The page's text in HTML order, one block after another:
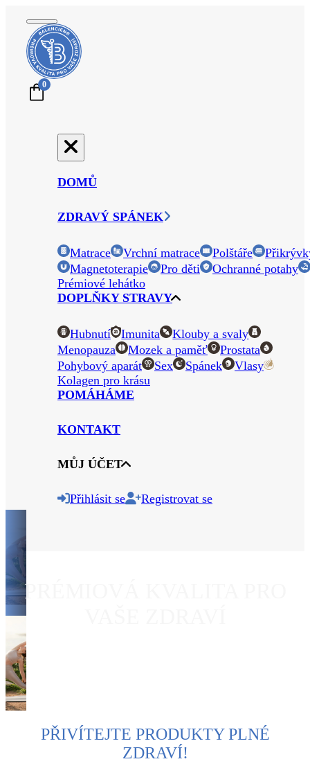
0
DOMŮ
ZDRAVÝ SPÁNEK
Matrace Vrchní matrace Polštáře
Magnetoterapie
Pro děti
Ochranné potahy
Prémiové lehátko
DOPLŇKY STRAVY
Hubnutí Imunita
Klouby a svaly
Menopauza
Mozek a paměť
Prostata
Pohybový aparát
Sex Spánek
Vlasy
Kolagen pro krásu
POMÁHÁME
KONTAKT
MŮJ ÚČET
Přihlásit se Registrovat se
PRÉMIOVÁ KVALITA PRO
ZJISTĚTE VÍCE
PŘIVÍTEJTE PRODUKTY PLNÉ
ZDRAVÍ!